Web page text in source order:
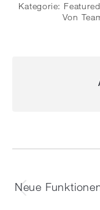
Kategorie:
Von
Neue